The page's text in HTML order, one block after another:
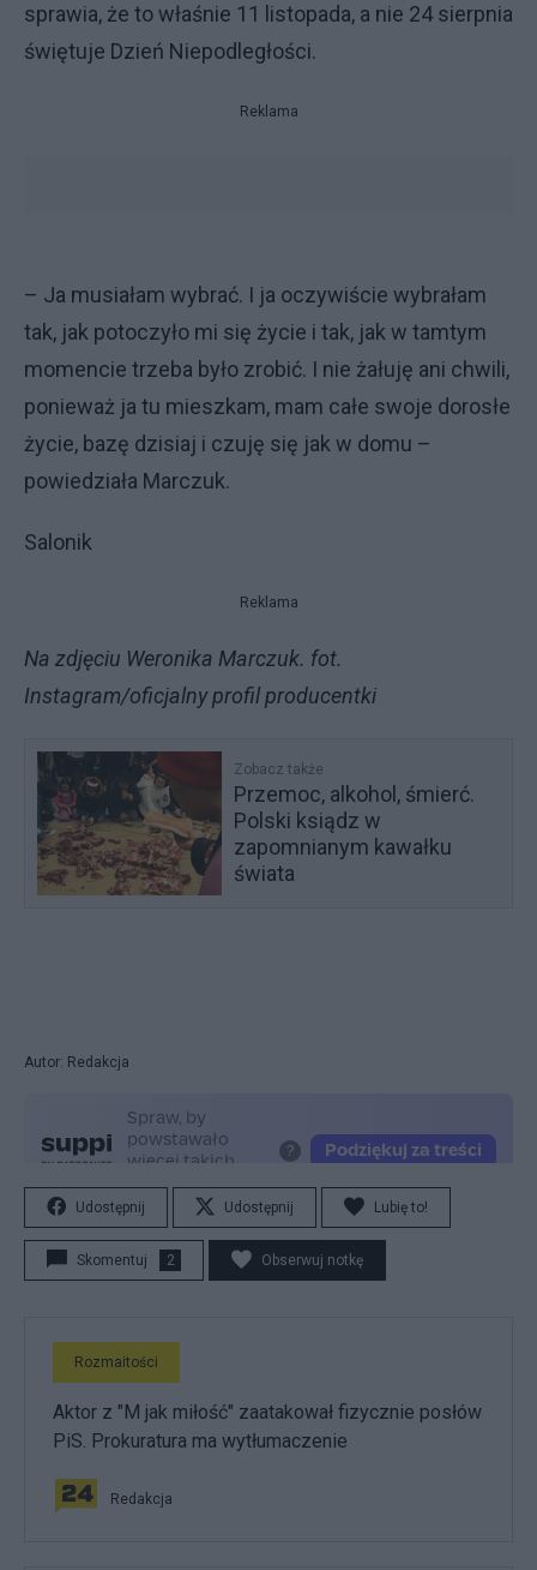
sprawia, że to właśnie 11 listopada, a nie 24 sierpnia
świętuje Dzień Niepodległości.
Reklama
– Ja musiałam wybrać. I ja oczywiście wybrałam
tak, jak potoczyło mi się życie i tak, jak w tamtym
momencie trzeba było zrobić. I nie żałuję ani chwili,
ponieważ ja tu mieszkam, mam całe swoje dorosłe
życie, bazę dzisiaj i czuję się jak w domu –
powiedziała Marczuk.
Salonik
Reklama
Na zdjęciu Weronika Marczuk. fot.
Instagram/oficjalny profil producentki
Zobacz także
Przemoc, alkohol, śmierć.
Polski ksiądz w
zapomnianym kawałku
świata
Autor: Redakcja
Udostępnij Udostępnij Lubię to!
Skomentuj 2 Obserwuj notkę
Rozmaitości
Aktor z "M jak miłość" zaatakował fizycznie posłów
PiS. Prokuratura ma wytłumaczenie
Redakcja